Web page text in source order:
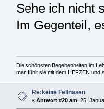
Sehe ich nicht
Im Gegenteil,
Die schönsten Begebenheiten im
man fühlt sie mit dem HERZEN und
Re:keine Fellnasen
« Antwort #20 am: 25.